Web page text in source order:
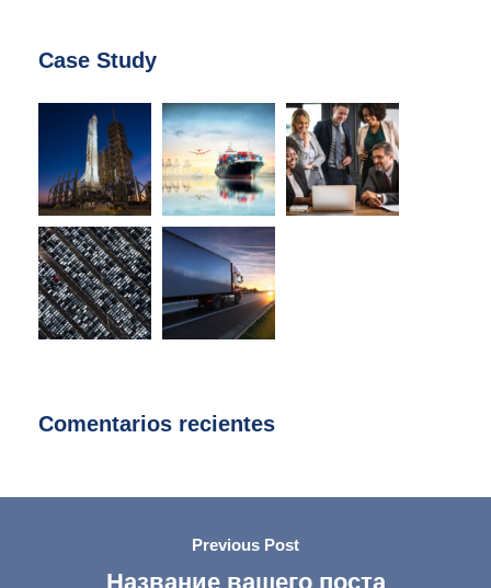
Case Study
Comentarios recientes
Previous Post
Название вашего поста